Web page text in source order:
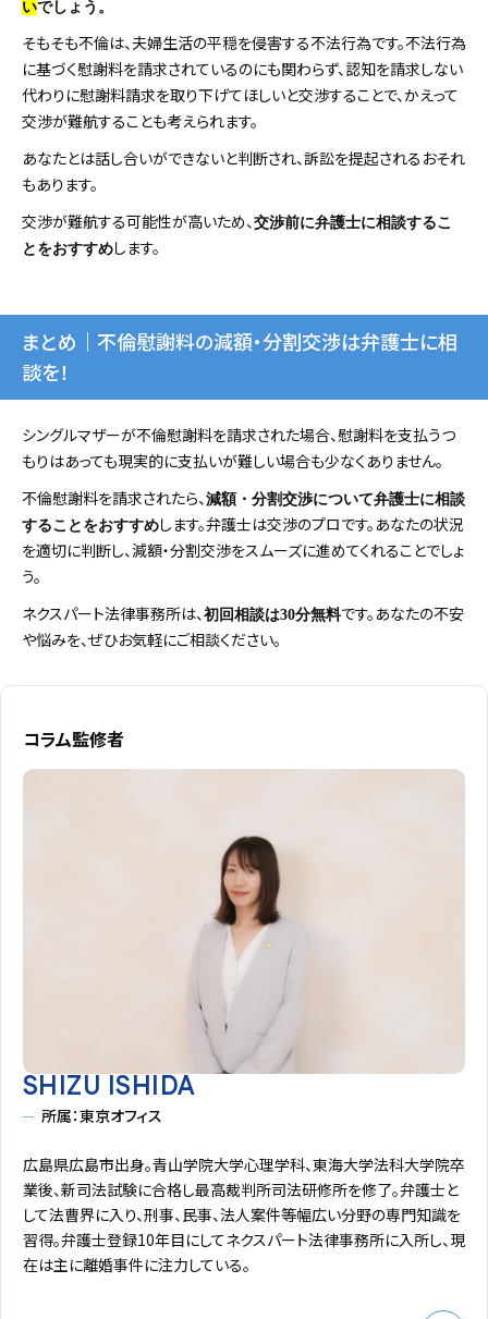
いでしょう。
そもそも不倫は、夫婦生活の平穏を侵害する不法行為です。不法行為
に基づく慰謝料を請求されているのにも関わらず、認知を請求しない
代わりに慰謝料請求を取り下げてほしいと交渉することで、かえって
交渉が難航することも考えられます。
あなたとは話し合いができないと判断され、訴訟を提起されるおそれ
もあります。
交渉が難航する可能性が高いため、交渉前に弁護士に相談するこ
とをおすすめします。
まとめ｜不倫慰謝料の減額・分割交渉は弁護士に相
談を！
シングルマザーが不倫慰謝料を請求された場合、慰謝料を支払うつ
もりはあっても現実的に支払いが難しい場合も少なくありません。
不倫慰謝料を請求されたら、減額・分割交渉について弁護士に相談
することをおすすめします。弁護士は交渉のプロです。あなたの状況
を適切に判断し、減額・分割交渉をスムーズに進めてくれることでしょ
う。
ネクスパート法律事務所は、初回相談は30分無料です。あなたの不安
や悩みを、ぜひお気軽にご相談ください。
コラム監修者
SHIZU ISHIDA
所属：東京オフィス
広島県広島市出身。青山学院大学心理学科、東海大学法科大学院卒
業後、新司法試験に合格し最高裁判所司法研修所を修了。弁護士と
して法曹界に入り、刑事、民事、法人案件等幅広い分野の専門知識を
習得。弁護士登録10年目にしてネクスパート法律事務所に入所し、現
在は主に離婚事件に注力している。